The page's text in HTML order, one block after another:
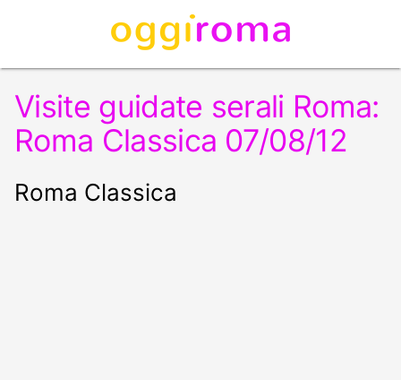
Visite guidate serali Roma:
Roma Classica 07/08/12
Roma Classica